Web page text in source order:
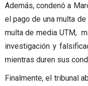
Además, condenó a
el pago de una multa
multa de media UTM,
investigación y
mientras duren sus
Finalmente, el tribunal